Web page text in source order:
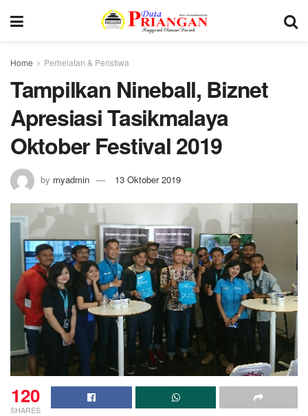
Home Perhelatan & Peristiwa
Tampilkan Nineball, Biznet
Apresiasi Tasikmalaya
Oktober Festival 2019
by myadmin 13 Oktober 2019
120
SHARES